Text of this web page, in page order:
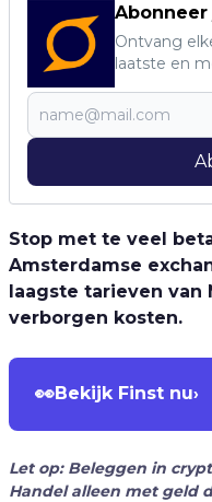
Ontvang
laatste en
Stop met te veel
Amsterdamse
laagste tarieven van
verborgen kosten.
👀Bekijk Finst nu›
Let op: Beleggen in
Handel alleen met geld